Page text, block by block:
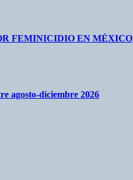
FEMINICIDIO EN MÉXICO
agosto-diciembre 2026